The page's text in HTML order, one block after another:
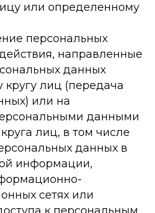
или определенному
персональных
направленные
данных
лиц (передача
или на
данными
лиц, в том числе
данных в
информации,
сетях или